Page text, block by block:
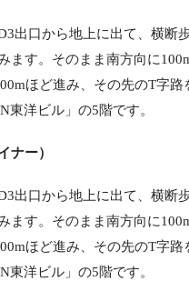
出口から地上に出て、横断
ます。そのまま南方向に
ほど進み、その先のT字路
東洋ビル」の5階です。
ナー）
出口から地上に出て、横断
ます。そのまま南方向に
ほど進み、その先のT字路
東洋ビル」の5階です。